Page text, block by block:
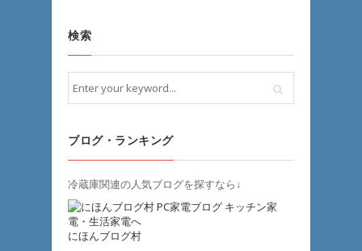
検索
ブログ・ランキング
冷蔵庫関連の人気ブログを探すなら↓
にほんブログ村